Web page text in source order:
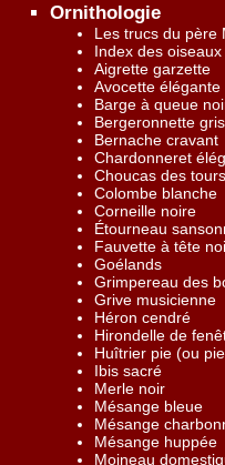
Ornithologie
Les trucs du père
Index des
Aigrette garzette
Avocette élégante
Barge à queue
Bergeronnette
Bernache cravant
Chardonneret
Choucas des tours
Colombe blanche
Corneille noire
Étourneau
Fauvette à tête
Goélands
Grimpereau des
Grive musicienne
Héron cendré
Hirondelle de
Huîtrier pie (ou
Ibis sacré
Merle noir
Mésange bleue
Mésange
Mésange huppée
Moineau